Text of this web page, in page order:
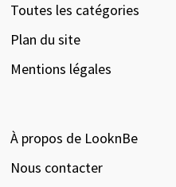
Toutes les catégories
Plan du site
Mentions légales
À propos de LooknBe
Nous contacter